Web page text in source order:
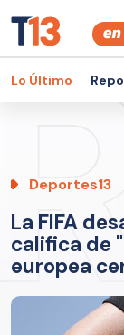
Lo Último
Deportes13
La FIFA
califica de
europea